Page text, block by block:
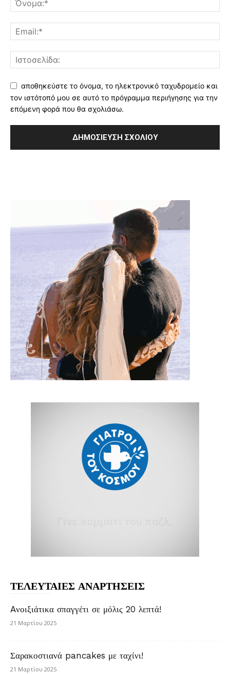
αποθηκεύστε το όνομα, το ηλεκτρονικό ταχυδρομείο και
τον ιστότοπό μου σε αυτό το πρόγραμμα περιήγησης για την
επόμενη φορά που θα σχολιάσω.
ΤΕΛΕΥΤΑΙΕΣ ΑΝΑΡΤΗΣΕΙΣ
Aνοιξιάτικα σπαγγέτι σε μόλις 20 λεπτά!
21 Μαρτίου 2025
Σαρακοστιανά pancakes με ταχίνι!
21 Μαρτίου 2025